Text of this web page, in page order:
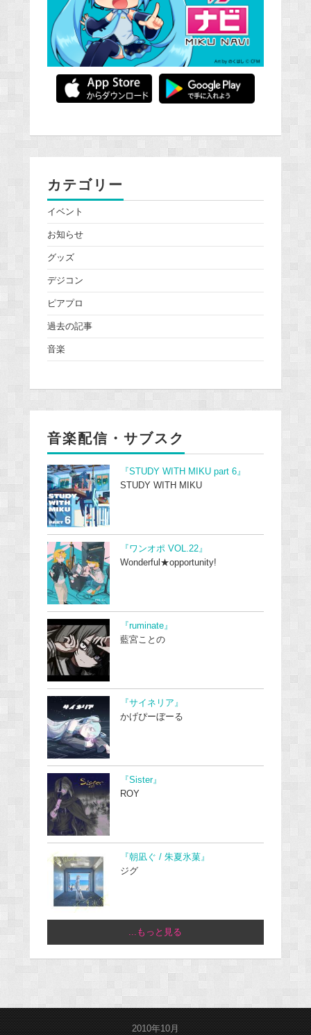
カテゴリー
イベント
お知らせ
グッズ
デジコン
ピアプロ
過去の記事
音楽
音楽配信・サブスク
『STUDY WITH MIKU part 6』
STUDY WITH MIKU
『ワンオポ VOL.22』
Wonderful★opportunity!
『ruminate』
藍宮ことの
『サイネリア』
かげぴーぼーる
『Sister』
ROY
『朝凪ぐ / 朱夏氷菓』
ジグ
...もっと見る
2010年10月